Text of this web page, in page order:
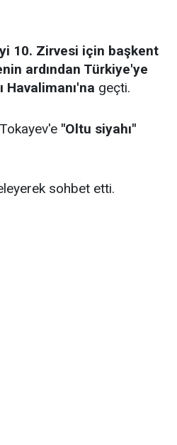
10. Zirvesi için başkent
ardından Türkiye'ye
geçti.
"Oltu siyahı"
sohbet etti.